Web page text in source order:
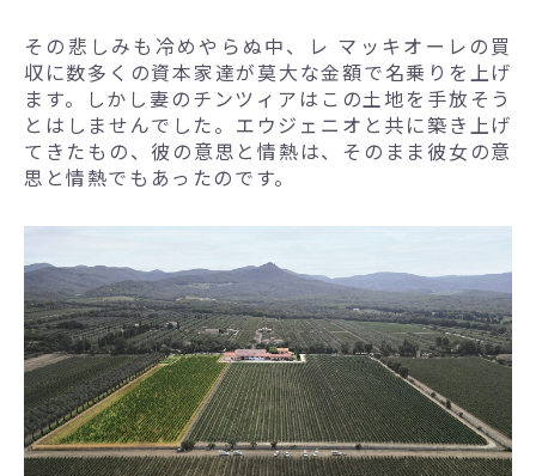
その悲しみも冷めやらぬ中、レ マッキオーレの買
収に数多くの資本家達が莫大な金額で名乗りを上げ
ます。しかし妻のチンツィアはこの土地を手放そう
とはしませんでした。エウジェニオと共に築き上げ
てきたもの、彼の意思と情熱は、そのまま彼女の意
思と情熱でもあったのです。